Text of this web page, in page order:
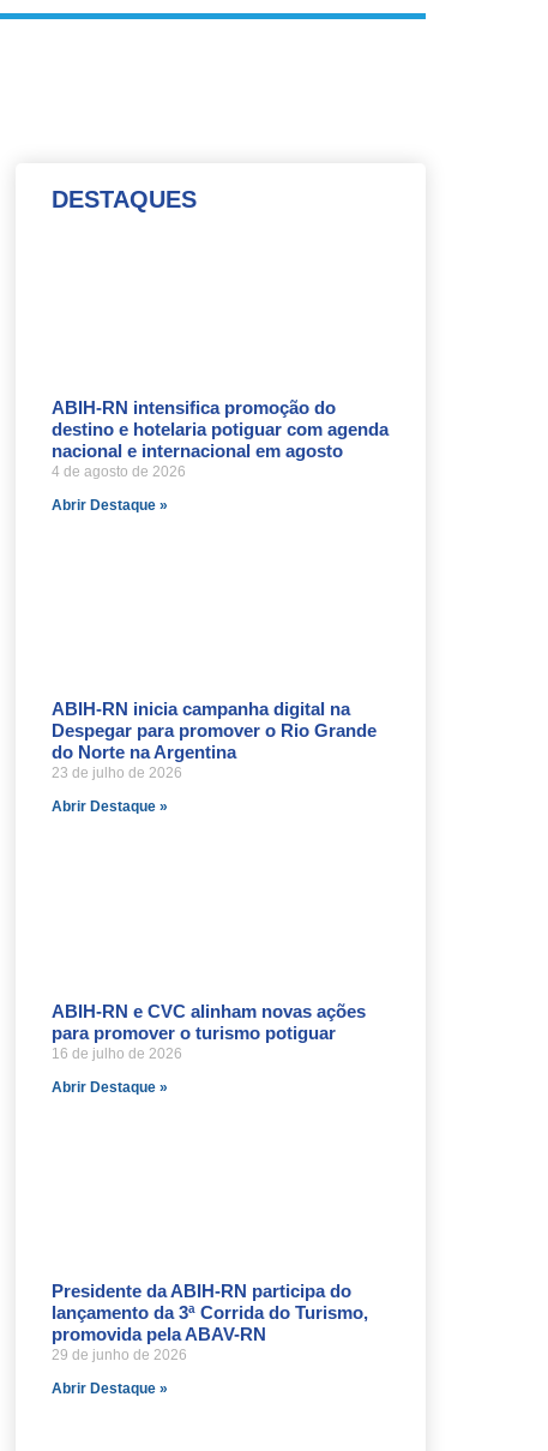
DESTAQUES
ABIH-RN intensifica promoção do
destino e hotelaria potiguar com agenda
nacional e internacional em agosto
4 de agosto de 2026
Abrir Destaque »
ABIH-RN inicia campanha digital na
Despegar para promover o Rio Grande
do Norte na Argentina
23 de julho de 2026
Abrir Destaque »
ABIH-RN e CVC alinham novas ações
para promover o turismo potiguar
16 de julho de 2026
Abrir Destaque »
Presidente da ABIH-RN participa do
lançamento da 3ª Corrida do Turismo,
promovida pela ABAV-RN
29 de junho de 2026
Abrir Destaque »